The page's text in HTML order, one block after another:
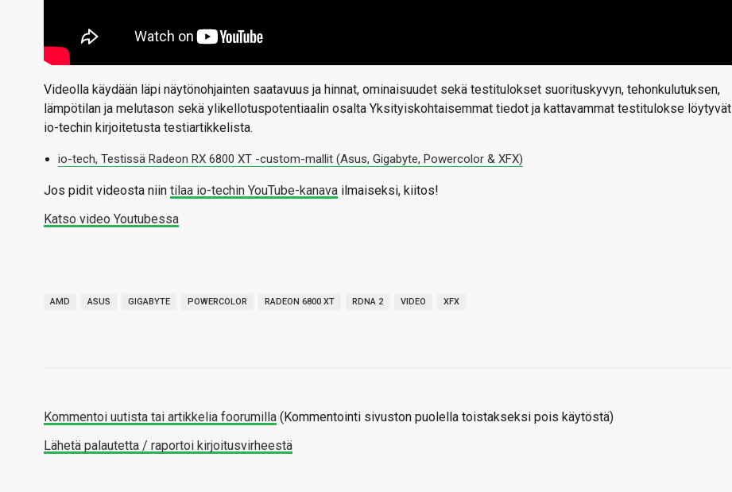
Videolla käydään läpi näytönohjainten saatavuus ja hinnat, ominaisuudet sekä testitulokset suorituskyvyn, tehonkulutuksen,
lämpötilan ja melutason sekä ylikellotuspotentiaalin osalta Yksityiskohtaisemmat tiedot ja kattavammat testitulokse löytyvät
io-techin kirjoitetusta testiartikkelista.
io-tech, Testissä Radeon RX 6800 XT -custom-mallit (Asus, Gigabyte, Powercolor & XFX)
Jos pidit videosta niin tilaa io-techin YouTube-kanava ilmaiseksi, kiitos!
Katso video Youtubessa
AMD ASUS GIGABYTE POWERCOLOR RADEON 6800 XT RDNA 2 VIDEO XFX
Kommentoi uutista tai artikkelia foorumilla (Kommentointi sivuston puolella toistakseksi pois käytöstä)
Lähetä palautetta / raportoi kirjoitusvirheestä